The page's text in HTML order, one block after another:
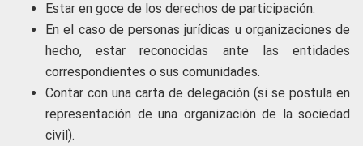
Estar en goce de los derechos de participación.
En el caso de personas jurídicas u organizaciones de
hecho, estar reconocidas ante las entidades
correspondientes o sus comunidades.
Contar con una carta de delegación (si se postula en
representación de una organización de la sociedad
civil).